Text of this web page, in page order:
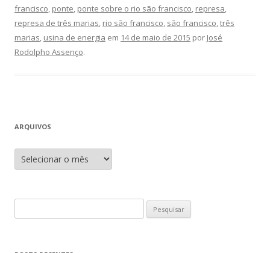
francisco, ponte, ponte sobre o rio são francisco, represa,
represa de três marias, rio são francisco, são francisco,três
marias, usina de energia em 14 de maio de 2015 por José
Rodolpho Assenço.
ARQUIVOS
A
q
o
e